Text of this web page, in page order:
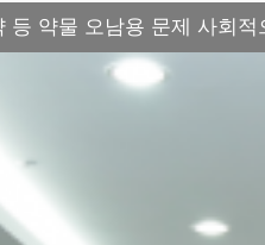
등 약물 오남용 문제 사회적